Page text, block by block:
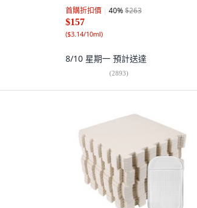
首購折扣價 40%$263
$157
($3.14/10ml)
8/10 星期一 預計送達
(2893)